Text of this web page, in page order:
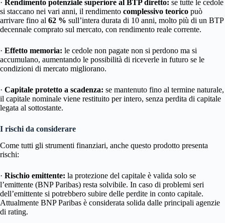
· Rendimento potenziale superiore al BTP diretto: se tutte le cedole
si staccano nei vari anni, il rendimento complessivo teorico può
arrivare fino al 62 % sull’intera durata di 10 anni, molto più di un BTP
decennale comprato sul mercato, con rendimento reale corrente.
· Effetto memoria: le cedole non pagate non si perdono ma si
accumulano, aumentando le possibilità di riceverle in futuro se le
condizioni di mercato migliorano.
· Capitale protetto a scadenza: se mantenuto fino al termine naturale,
il capitale nominale viene restituito per intero, senza perdita di capitale
legata al sottostante.
I rischi da considerare
Come tutti gli strumenti finanziari, anche questo prodotto presenta
rischi:
· Rischio emittente: la protezione del capitale è valida solo se
l’emittente (BNP Paribas) resta solvibile. In caso di problemi seri
dell’emittente si potrebbero subire delle perdite in conto capitale.
Attualmente BNP Paribas è considerata solida dalle principali agenzie
di rating.